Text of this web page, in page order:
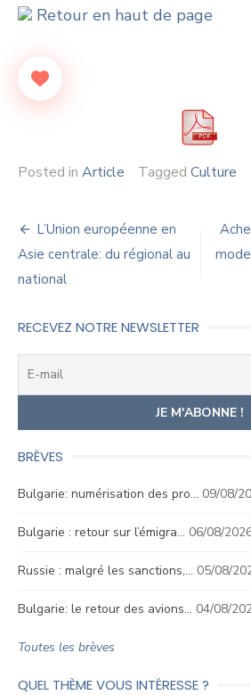
Retour en haut de page
Posted in Article Tagged Culture
Navigation
de
l’article
L’Union européenne en
Asie centrale: du régional au
national
RECEVEZ NOTRE NEWSLETTER
BRÈVES
Bulgarie: numérisation des pro… 09/08/
Bulgarie : retour sur l’émigra… 06/08/
Russie : malgré les sanctions,… 05/08/
Bulgarie: le retour des avions… 04/08/
Toutes les brèves
QUEL THÈME VOUS INTÉRESSE ?